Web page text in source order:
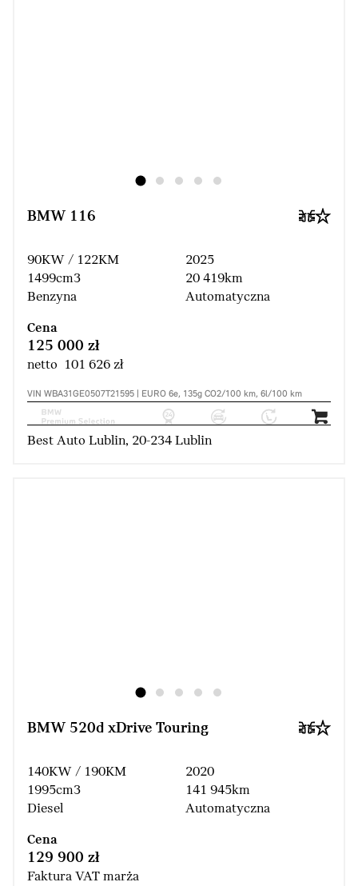
BMW 116
90KW / 122KM
1499cm3
Benzyna
2025
20 419km
Automatyczna
Cena
125 000 zł
netto 101 626 zł
VIN WBA31GE0507T21595 | EURO 6e, 135g CO2/100 km, 6l/100 km
Best Auto Lublin, 20-234 Lublin
BMW 520d xDrive Touring
140KW / 190KM
1995cm3
Diesel
2020
141 945km
Automatyczna
Cena
129 900 zł
Faktura VAT marża